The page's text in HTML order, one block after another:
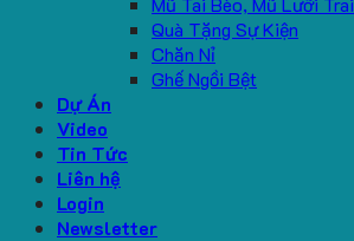
Quà Tặng Sự Kiện
Chăn Nỉ
Ghế Ngồi Bệt
Dự Án
Video
Tin Tức
Liên hệ
Login
Newsletter